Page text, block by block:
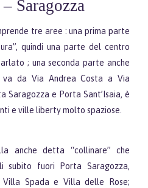
Saragozza
tre aree : una prima parte
quindi una parte del centro
; una seconda parte anche
da Via Andrea Costa a Via
Saragozza e Porta Sant’Isaia, è
e ville liberty molto spaziose.
anche detta “collinare” che
subito fuori Porta Saragozza,
Spada e Villa delle Rose;